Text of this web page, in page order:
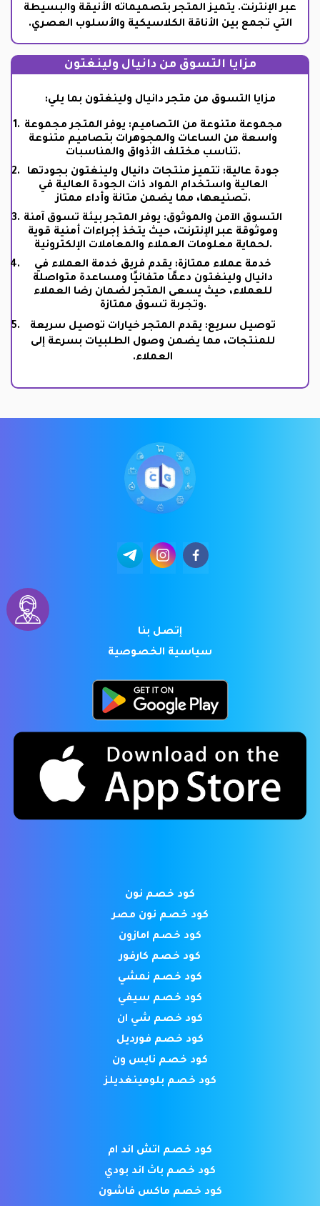
عبر الإنترنت. يتميز المتجر بتصميماته الأنيقة والبسيطة
التي تجمع بين الأناقة الكلاسيكية والأسلوب العصري.
مزايا التسوق من دانيال ولينغتون
مزايا التسوق من متجر دانيال ولينغتون بما يلي:
مجموعة متنوعة من التصاميم: يوفر المتجر مجموعة
واسعة من الساعات والمجوهرات بتصاميم متنوعة
تناسب مختلف الأذواق والمناسبات.
جودة عالية: تتميز منتجات دانيال ولينغتون بجودتها
العالية واستخدام المواد ذات الجودة العالية في
تصنيعها، مما يضمن متانة وأداء ممتاز.
التسوق الآمن والموثوق: يوفر المتجر بيئة تسوق آمنة
وموثوقة عبر الإنترنت، حيث يتخذ إجراءات أمنية قوية
لحماية معلومات العملاء والمعاملات الإلكترونية.
خدمة عملاء ممتازة: يقدم فريق خدمة العملاء في
دانيال ولينغتون دعمًا متفانيًا ومساعدة متواصلة
للعملاء، حيث يسعى المتجر لضمان رضا العملاء
وتجربة تسوق ممتازة.
توصيل سريع: يقدم المتجر خيارات توصيل سريعة
للمنتجات، مما يضمن وصول الطلبيات بسرعة إلى
العملاء.
إتصل بنا
سياسية الخصوصية
كود خصم نون
كود خصم نون مصر
كود خصم امازون
كود خصم كارفور
كود خصم نمشي
كود خصم سيفي
كود خصم شي ان
كود خصم فورديل
كود خصم نايس ون
كود خصم بلومينغديلز
كود خصم اتش اند ام
كود خصم باث اند بودي
كود خصم ماكس فاشون